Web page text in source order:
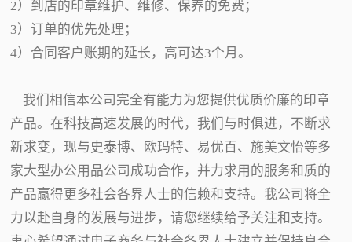
2）到店的印章维护、维修、保养的免费；
3）订单的优先处理；
4）合同客户账期的延长，高可达3个月。
我们相信本公司完全有能力为您提供优质价廉的印章
产品。在科技高速发展的时代，我们与时俱进，不断求
新求变，现与史泰博、欧玛特、易优百、施美文怡等多
家大型办公用品公司成功合作，并力求用的服务和质的
产品赢得更多社会各界人士的信赖和支持。我公司将全
力以赴自身的发展与进步，请您继续给予关注和支持。